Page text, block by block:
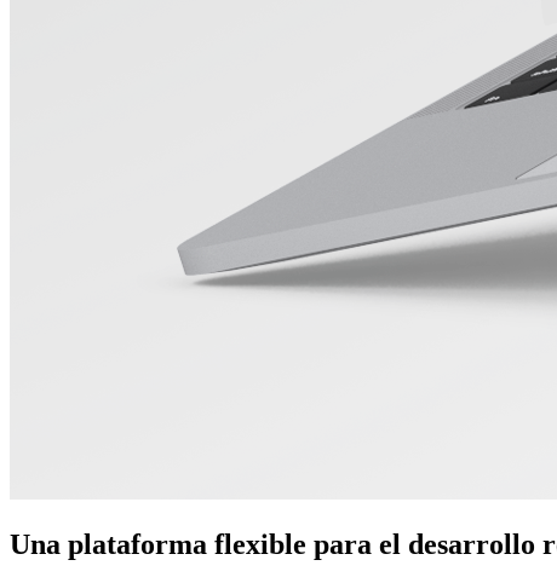
Una plataforma flexible para el desarrollo